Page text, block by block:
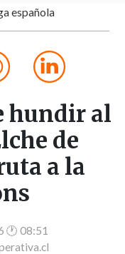
española
hundir al
de
a la
🕐 08:51